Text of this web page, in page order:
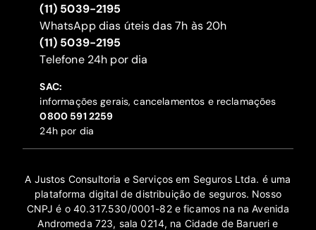
(11) 5039-2195
WhatsApp dias úteis das 7h às 20h
(11) 5039-2195
‍Telefone 24h por dia
SAC:
informações gerais, cancelamentos e reclamações
‍0800 591 2259
24h por dia
A Justos Consultoria e Serviços em Seguros Ltda. é uma
plataforma digital de distribuição de seguros. Nosso
CNPJ é o 40.317.530/0001-82 e ficamos na na Avenida
Andromeda 723, sala 0214, na Cidade de Barueri e